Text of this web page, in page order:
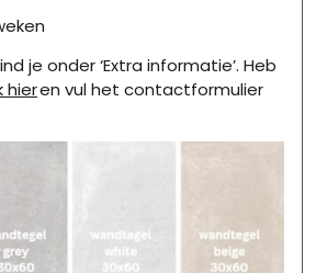
je onder ‘Extra informatie’. Heb
hieren vul het contactformulier